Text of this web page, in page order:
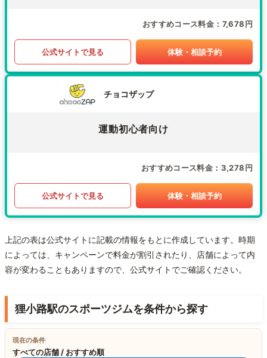
おすすめコース料金 7,678円
公式サイトで見る 体験・相談予約
チョコザップ
運動初心者向け
おすすめコース料金 3,278円
公式サイトで見る 体験・相談予約
上記の表は公式サイトに記載の情報をもとに作成しています。時期
によっては、キャンペーンで料金が割引されたり、店舗によって内
容が変わることもありますので、公式サイトでご確認ください。
狸小路駅のスポーツジムを条件から探す
現在の条件
すべての店舗 / おすすめ順